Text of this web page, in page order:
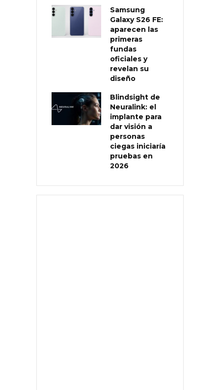
Samsung
Galaxy S26 FE:
aparecen las
primeras
fundas
oficiales y
revelan su
diseño
Blindsight de
Neuralink: el
implante para
dar visión a
personas
ciegas iniciaría
pruebas en
2026